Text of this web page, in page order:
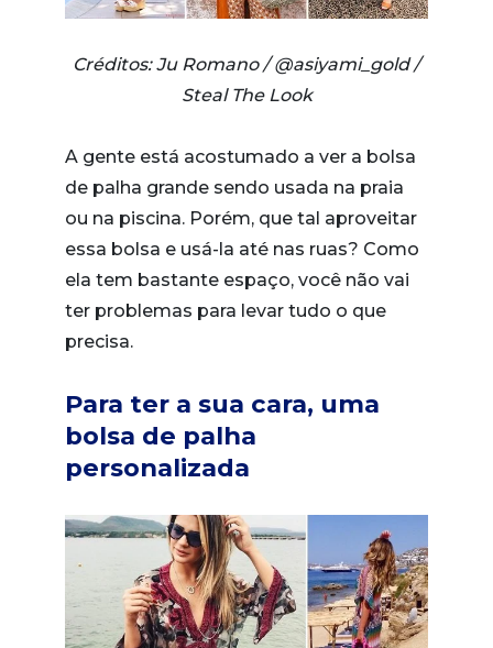
Créditos: Ju Romano / @asiyami_gold /
Steal The Look
A gente está acostumado a ver a bolsa
de palha grande sendo usada na praia
ou na piscina. Porém, que tal aproveitar
essa bolsa e usá-la até nas ruas? Como
ela tem bastante espaço, você não vai
ter problemas para levar tudo o que
precisa.
Para ter a sua cara, uma
bolsa de palha
personalizada